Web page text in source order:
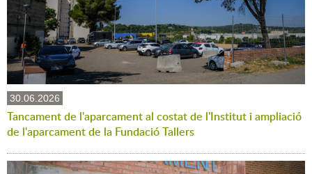
30.06.2026
Tancament de l'aparcament al costat de l'Institut i ampliació
de l'aparcament de la Fundació Tallers